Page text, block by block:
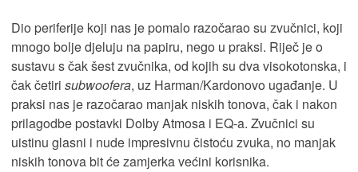
Dio periferije koji nas je pomalo razočarao su zvučnici, koji
mnogo bolje djeluju na papiru, nego u praksi. Riječ je o
sustavu s čak šest zvučnika, od kojih su dva visokotonska, i
čak četiri subwoofera, uz Harman/Kardonovo ugađanje. U
praksi nas je razočarao manjak niskih tonova, čak i nakon
prilagodbe postavki Dolby Atmosa i EQ-a. Zvučnici su
uistinu glasni i nude impresivnu čistoću zvuka, no manjak
niskih tonova bit će zamjerka većini korisnika.